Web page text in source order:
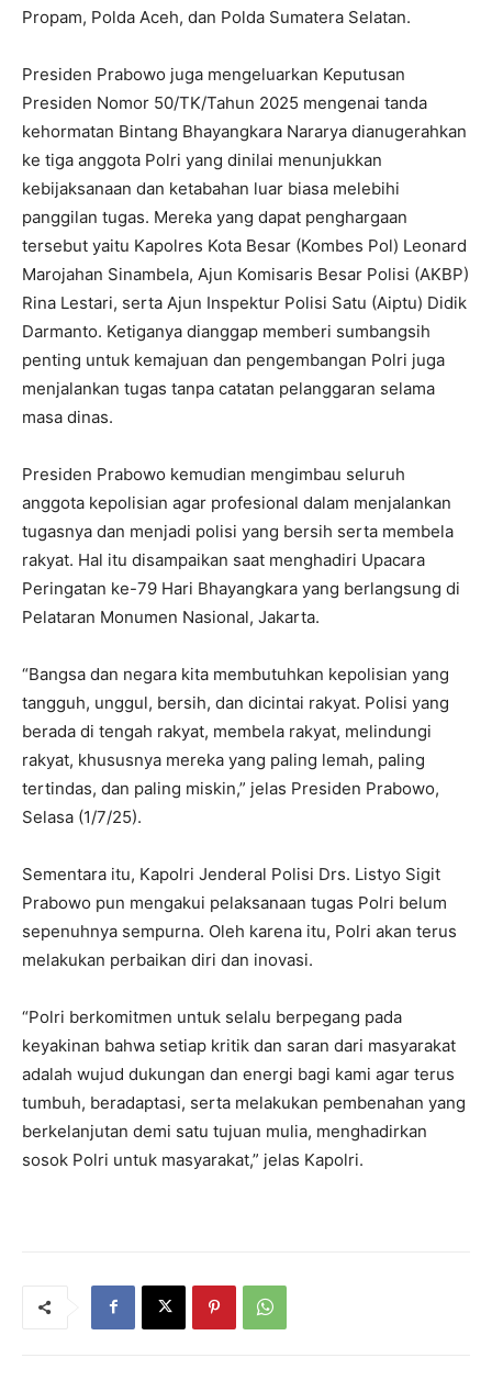
Propam, Polda Aceh, dan Polda Sumatera Selatan.
Presiden Prabowo juga mengeluarkan Keputusan
Presiden Nomor 50/TK/Tahun 2025 mengenai tanda
kehormatan Bintang Bhayangkara Nararya dianugerahkan
ke tiga anggota Polri yang dinilai menunjukkan
kebijaksanaan dan ketabahan luar biasa melebihi
panggilan tugas. Mereka yang dapat penghargaan
tersebut yaitu Kapolres Kota Besar (Kombes Pol) Leonard
Marojahan Sinambela, Ajun Komisaris Besar Polisi (AKBP)
Rina Lestari, serta Ajun Inspektur Polisi Satu (Aiptu) Didik
Darmanto. Ketiganya dianggap memberi sumbangsih
penting untuk kemajuan dan pengembangan Polri juga
menjalankan tugas tanpa catatan pelanggaran selama
masa dinas.
Presiden Prabowo kemudian mengimbau seluruh
anggota kepolisian agar profesional dalam menjalankan
tugasnya dan menjadi polisi yang bersih serta membela
rakyat. Hal itu disampaikan saat menghadiri Upacara
Peringatan ke-79 Hari Bhayangkara yang berlangsung di
Pelataran Monumen Nasional, Jakarta.
“Bangsa dan negara kita membutuhkan kepolisian yang
tangguh, unggul, bersih, dan dicintai rakyat. Polisi yang
berada di tengah rakyat, membela rakyat, melindungi
rakyat, khususnya mereka yang paling lemah, paling
tertindas, dan paling miskin,” jelas Presiden Prabowo,
Selasa (1/7/25).
Sementara itu, Kapolri Jenderal Polisi Drs. Listyo Sigit
Prabowo pun mengakui pelaksanaan tugas Polri belum
sepenuhnya sempurna. Oleh karena itu, Polri akan terus
melakukan perbaikan diri dan inovasi.
“Polri berkomitmen untuk selalu berpegang pada
keyakinan bahwa setiap kritik dan saran dari masyarakat
adalah wujud dukungan dan energi bagi kami agar terus
tumbuh, beradaptasi, serta melakukan pembenahan yang
berkelanjutan demi satu tujuan mulia, menghadirkan
sosok Polri untuk masyarakat,” jelas Kapolri.